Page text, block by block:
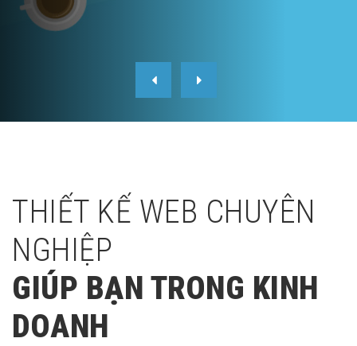
THIẾT KẾ WEB CHUYÊN
NGHIỆP
GIÚP BẠN TRONG KINH
DOANH